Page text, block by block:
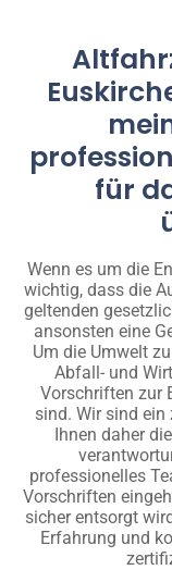
für
Wenn es um die
wichtig, dass die
geltenden
ansonsten eine
Um die Umwelt
Abfall- und
Vorschriften zur
sind. Wir sind ein
Ihnen daher
professionelles
Vorschriften
sicher entsorgt
Erfahrung und